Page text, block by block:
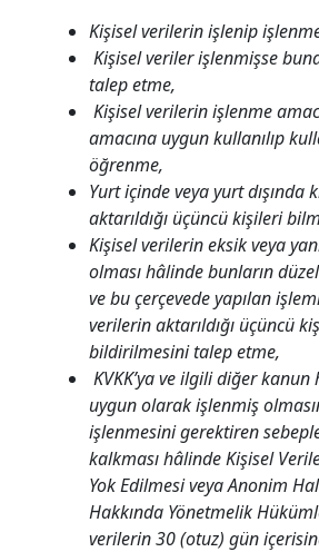
Kişisel verilerin işlenip
Kişisel veriler işlenmişse
talep etme,
Kişisel verilerin işlenme
amacına uygun kullanılıp
öğrenme,
Yurt içinde veya yurt dışında
aktarıldığı üçüncü kişileri
Kişisel verilerin eksik veya
olması hâlinde bunların
ve bu çerçevede yapılan
verilerin aktarıldığı üçüncü
bildirilmesini talep etme,
KVKK’ya ve ilgili diğer
uygun olarak işlenmiş
işlenmesini gerektiren
kalkması hâlinde Kişisel
Yok Edilmesi veya Anonim
Hakkında Yönetmelik
verilerin 30 (otuz) gün